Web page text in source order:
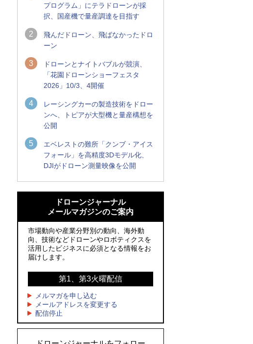
プログラム」にテラドローンが採
択、国産機で量産調達を目指す
2
飛んだドローン、飛ばなかったドロ
ーン
3
ドローンとナイトバブルが競演、
「花園ドローンショーフェスタ
2026」10/3、4開催
4
レーシングカーの製造技術をドロー
ンへ、トピアが大型機と量産構想を
公開
5
エベレストの難所「クンブ・アイス
フォール」を高精度3Dモデル化、
DJIがドローン測量映像を公開
飛ぶLEDスクリーン」とドローンショー
による新演出を実施
防衛装備庁「迎撃ドローン早期取得プロ
グラム」にテラドローンが採択、国産機
で量産調達を目指す
パイダーマン』や「M!LK」とのコラボド
ローンショー8/1開催
ドローンとナイトバブルが競演、「花園
ドローンショーフェスタ2026」10/3、4
開催
飛ぶLEDスクリーン」とドローンショー
による新演出を実施
国産AUVを社会実装へ、スタートアップ
「BlueArch株式会社」設立
防衛装備庁「迎撃ドローン早期取得プロ
で量産調達を目指す
サザンビーチちがさき花火大会で「復活
の花火」打ち上げ、キリンビールがライ
ブ中継と連動した支援企画
ドローンジャーナル
メールマガジンのご案内
市場動向や産業分野別の動向、海外動
向、技術などドローンやロボティクスを
活用したビジネスに必須となる情報をお
届けします。
第1、第3火曜配信
メルマガを申し込む
メールアドレスを変更する
配信停止